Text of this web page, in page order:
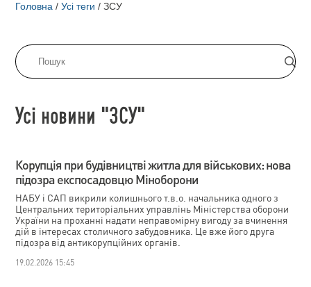
Головна / Усі теги / ЗСУ
Усі новини "ЗСУ"
Корупція при будівництві житла для військових: нова
підозра експосадовцю Міноборони
НАБУ і САП викрили колишнього т.в.о. начальника одного з
Центральних територіальних управлінь Міністерства оборони
України на проханні надати неправомірну вигоду за вчинення
дій в інтересах столичного забудовника. Це вже його друга
підозра від антикорупційних органів.
19.02.2026 15:45